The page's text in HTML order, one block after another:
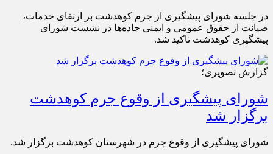
در جلسه شورای پیشگیری از جرم کوهدشت بر ارتقای خدمات،
صیانت از حقوق عمومی و ایمنی جاده‌ها در نشست شورای
پیشگیری کوهدشت تاکید شد.
گزارش تصویری؛
شورای پیشگیری از وقوع جرم کوهدشت
برگزار شد
شورای پیشگیری از وقوع جرم در شهرستان کوهدشت برگزار شد.